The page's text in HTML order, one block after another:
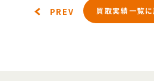
PREV 買取実績一覧に